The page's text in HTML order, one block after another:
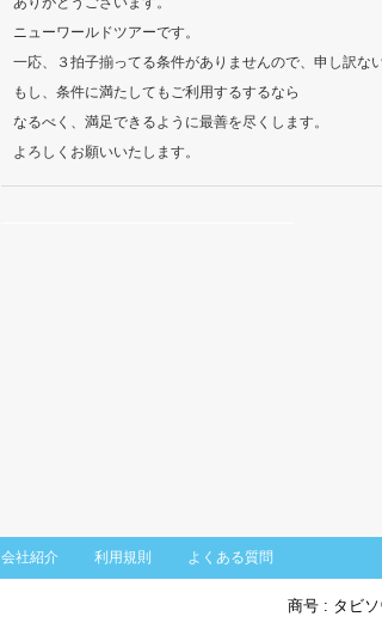
ニューワールドツアーです。
一応、３拍子揃ってる条件がありませんので、申し訳ない
もし、条件に満たしてもご利用するするなら
なるべく、満足できるように最善を尽くします。
よろしくお願いいたします。
会社紹介 利用規則 よくある質問
商号 : タビ